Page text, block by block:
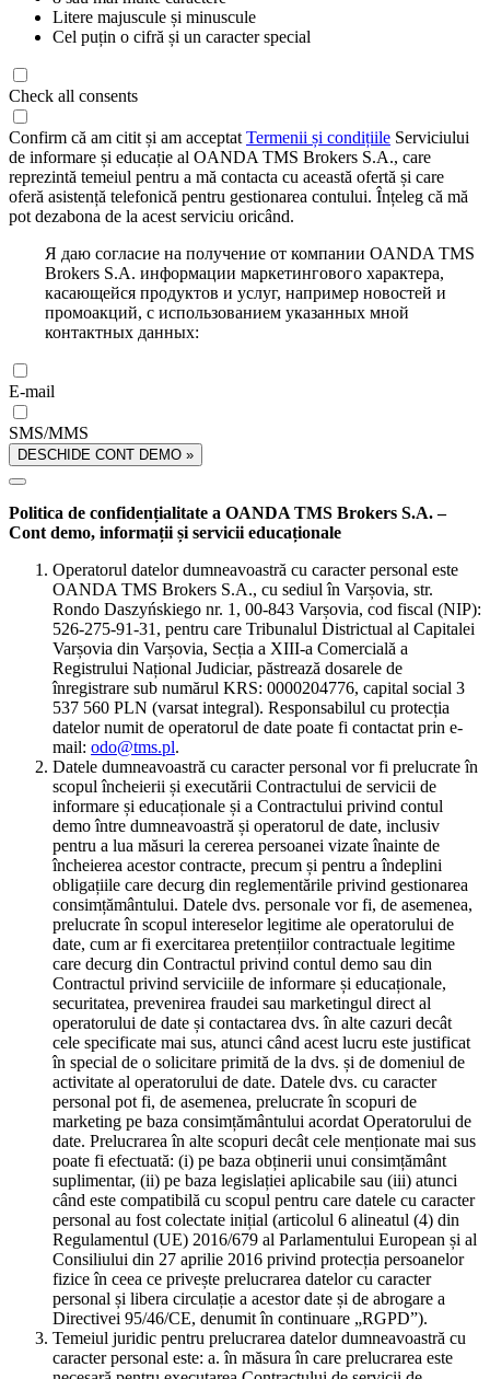
Litere majuscule și minuscule
Cel puțin o cifră și un caracter special
Check all consents
Confirm că am citit și am acceptat Termenii și condițiile Serviciului
de informare și educație al OANDA TMS Brokers S.A., care
reprezintă temeiul pentru a mă contacta cu această ofertă și care
oferă asistență telefonică pentru gestionarea contului. Înțeleg că mă
pot dezabona de la acest serviciu oricând.
Я даю согласие на получение от компании OANDA TMS
Brokers S.A. информации маркетингового характера,
касающейся продуктов и услуг, например новостей и
промоакций, с использованием указанных мной
контактных данных:
E-mail
SMS/MMS
DESCHIDE CONT DEMO »
Politica de confidențialitate a OANDA TMS Brokers S.A. –
Cont demo, informații și servicii educaționale
Operatorul datelor dumneavoastră cu caracter personal este
OANDA TMS Brokers S.A., cu sediul în Varșovia, str.
Rondo Daszyńskiego nr. 1, 00-843 Varșovia, cod fiscal (NIP):
526-275-91-31, pentru care Tribunalul Districtual al Capitalei
Varșovia din Varșovia, Secția a XIII-a Comercială a
Registrului Național Judiciar, păstrează dosarele de
înregistrare sub numărul KRS: 0000204776, capital social 3
537 560 PLN (varsat integral). Responsabilul cu protecția
datelor numit de operatorul de date poate fi contactat prin e-
mail: odo@tms.pl.
Datele dumneavoastră cu caracter personal vor fi prelucrate în
scopul încheierii și executării Contractului de servicii de
informare și educaționale și a Contractului privind contul
demo între dumneavoastră și operatorul de date, inclusiv
pentru a lua măsuri la cererea persoanei vizate înainte de
încheierea acestor contracte, precum și pentru a îndeplini
obligațiile care decurg din reglementările privind gestionarea
consimțământului. Datele dvs. personale vor fi, de asemenea,
prelucrate în scopul intereselor legitime ale operatorului de
date, cum ar fi exercitarea pretențiilor contractuale legitime
care decurg din Contractul privind contul demo sau din
Contractul privind serviciile de informare și educaționale,
securitatea, prevenirea fraudei sau marketingul direct al
operatorului de date și contactarea dvs. în alte cazuri decât
cele specificate mai sus, atunci când acest lucru este justificat
în special de o solicitare primită de la dvs. și de domeniul de
activitate al operatorului de date. Datele dvs. cu caracter
personal pot fi, de asemenea, prelucrate în scopuri de
marketing pe baza consimțământului acordat Operatorului de
date. Prelucrarea în alte scopuri decât cele menționate mai sus
poate fi efectuată: (i) pe baza obținerii unui consimțământ
suplimentar, (ii) pe baza legislației aplicabile sau (iii) atunci
când este compatibilă cu scopul pentru care datele cu caracter
personal au fost colectate inițial (articolul 6 alineatul (4) din
Regulamentul (UE) 2016/679 al Parlamentului European și al
Consiliului din 27 aprilie 2016 privind protecția persoanelor
fizice în ceea ce privește prelucrarea datelor cu caracter
personal și libera circulație a acestor date și de abrogare a
Directivei 95/46/CE, denumit în continuare „RGPD”).
Temeiul juridic pentru prelucrarea datelor dumneavoastră cu
caracter personal este: a. în măsura în care prelucrarea este